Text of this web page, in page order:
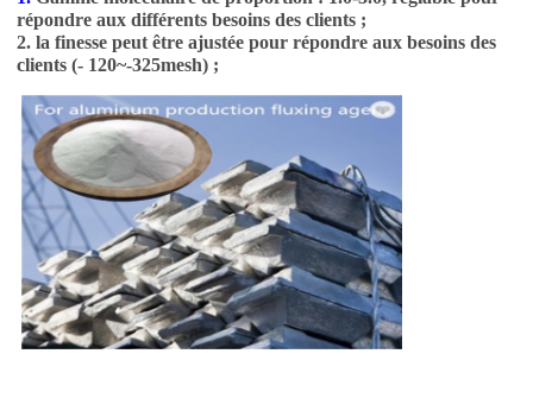
répondre aux différents besoins des clients ;
2. la finesse peut être ajustée pour répondre aux besoins des
clients (- 120~-325mesh) ;